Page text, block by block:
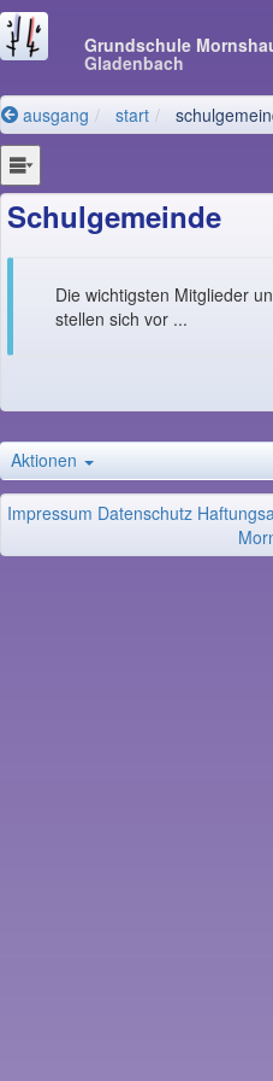
Grundschule
Gladenbach
ausgang start
Schulgemeinde
Die wichtigsten Mitglieder
stellen sich vor ...
Aktionen
Impressum Datenschutz